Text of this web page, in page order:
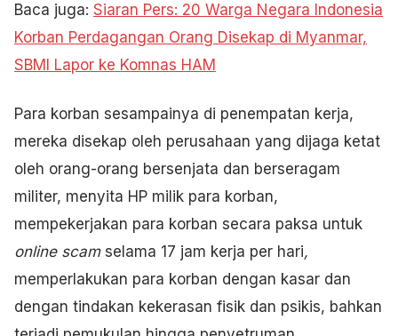
Baca juga: Siaran Pers: 20 Warga Negara Indonesia
Korban Perdagangan Orang Disekap di Myanmar,
SBMI Lapor ke Komnas HAM
Para korban sesampainya di penempatan kerja,
mereka disekap oleh perusahaan yang dijaga ketat
oleh orang-orang bersenjata dan berseragam
militer, menyita HP milik para korban,
mempekerjakan para korban secara paksa untuk
online scam selama 17 jam kerja per hari,
memperlakukan para korban dengan kasar dan
dengan tindakan kekerasan fisik dan psikis, bahkan